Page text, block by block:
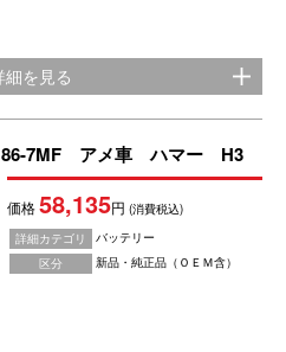
細を見る
7MF アメ車 ハマー H3
価格58,135円(消費税込)
詳細カテゴリ
バッテリー
区分
新品・純正品（ＯＥＭ含）